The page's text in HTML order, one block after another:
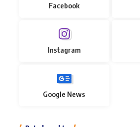
Facebook
Instagram
Google News